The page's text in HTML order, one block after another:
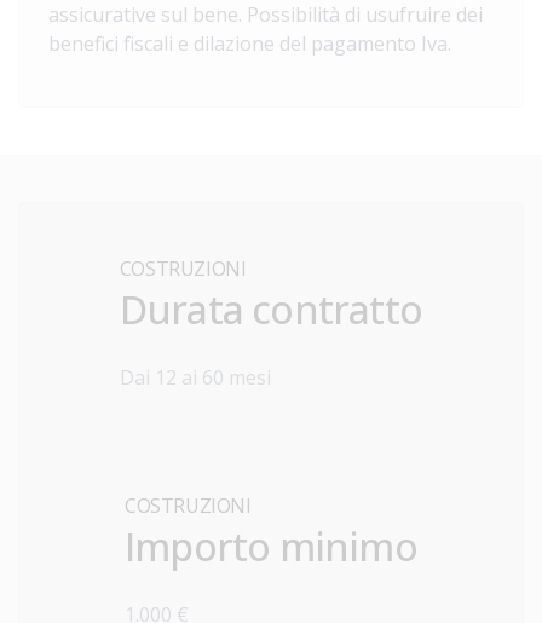
assicurative sul bene. Possibilità di usufruire dei
benefici fiscali e dilazione del pagamento Iva.
COSTRUZIONI
Durata contratto
Dai 12 ai 60 mesi
COSTRUZIONI
Importo minimo
1.000 €